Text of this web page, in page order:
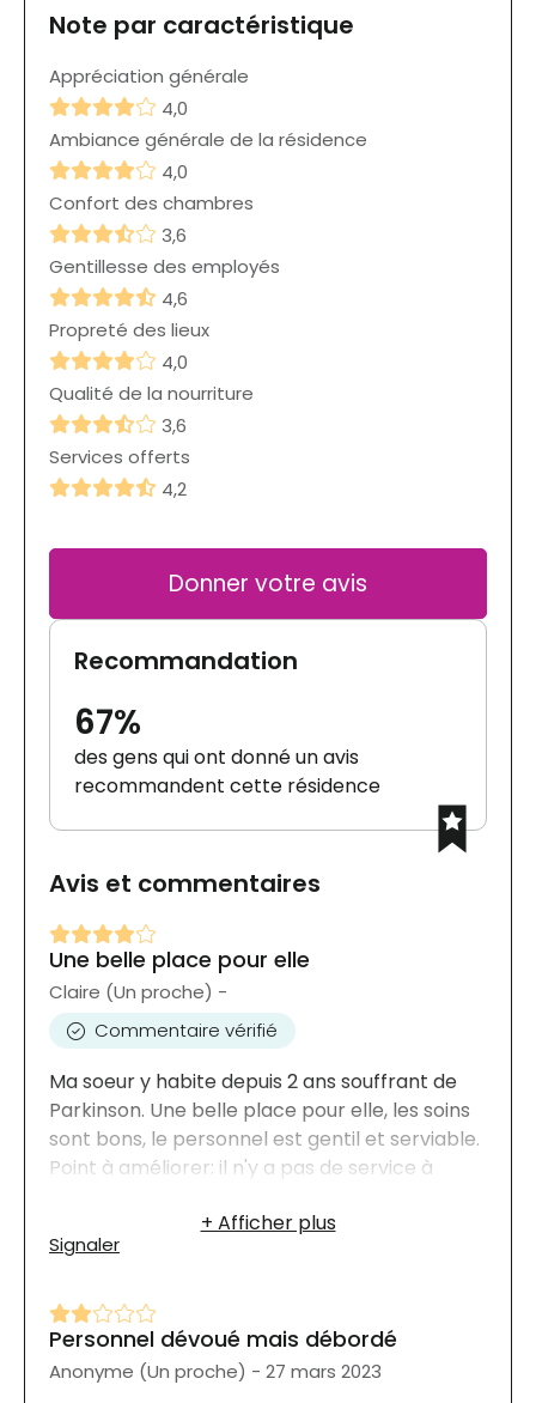
Note par caractéristique
Appréciation générale
4,0
Ambiance générale de la résidence
4,0
Confort des chambres
3,6
Gentillesse des employés
4,6
Propreté des lieux
4,0
Qualité de la nourriture
3,6
Services offerts
4,2
Donner votre avis
Recommandation
67%
des gens qui ont donné un avis
recommandent cette résidence
Avis et commentaires
Une belle place pour elle
Claire (Un proche) -
Commentaire vérifié
Ma soeur y habite depuis 2 ans souffrant de
Parkinson. Une belle place pour elle, les soins
sont bons, le personnel est gentil et serviable.
Point à améliorer: il n'y a pas de service à
d'y avoir des indications pour trouver ma
soeur.
Signaler
Personnel dévoué mais débordé
Anonyme (Un proche) - 27 mars 2023